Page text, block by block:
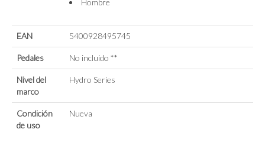
Hombre
EAN 5400928495745
Pedales No incluido **
Nivel del
marco
Hydro Series
Condición
de uso
Nueva